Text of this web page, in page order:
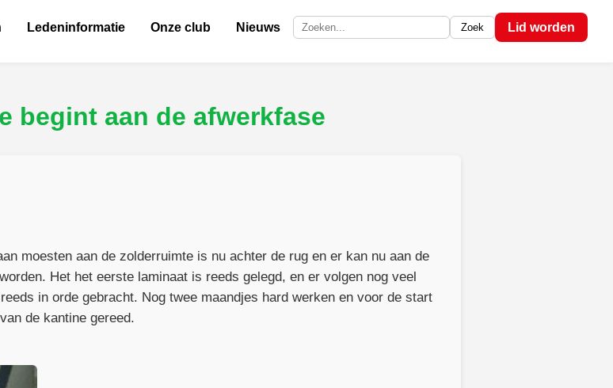
Ledeninformatie Onze club Nieuws Zoek op de site Zoek Lid worden
begint aan de afwerkfase
moesten aan de zolderruimte is nu achter de rug en er kan nu aan de
Het het eerste laminaat is reeds gelegd, en er volgen nog veel
in orde gebracht. Nog twee maandjes hard werken en voor de start
de kantine gereed.